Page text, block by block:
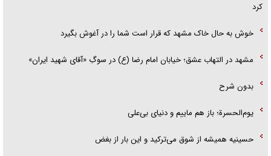
کرد
خوش به حال خاک مشهد که قرار است شما را در آغوش بگیرد
مشهد در التهاب عشق؛ خیابان امام رضا (ع) در سوگِ «آقای شهید ایران»
بدون شرح
یوم‌الحسرة؛ باز هم ماییم و دنیای بی‌علی
حسینیه همیشه از شوق می‌ترکید و این بار از بغض